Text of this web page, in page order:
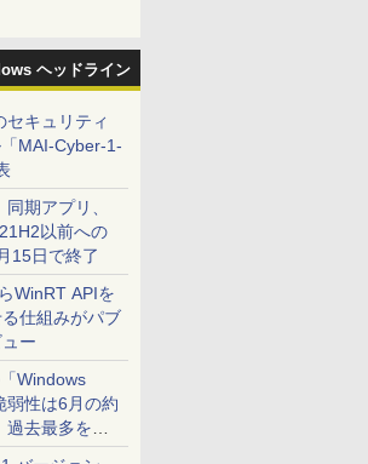
ヘッドライン
セキュリティ
MAI-Cyber-1-
同期アプリ、
以前への
15日で終了
WinRT APIを
仕組みがパブ
ー
Windows
弱性は6月の約
去最多を大